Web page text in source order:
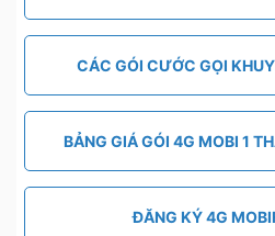
CÁC GÓI CƯỚC GỌI
BẢNG GIÁ GÓI 4G MOBI 1
ĐĂNG KÝ 4G